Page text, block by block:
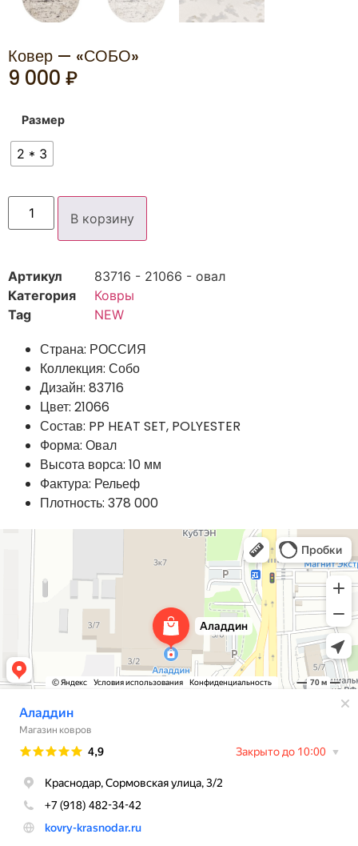
Ковер — «СОБО»
9 000 ₽
Размер
2 * 3
В корзину
Артикул
83716 - 21066 - овал
Категория
Ковры
Tag
NEW
Страна: РОССИЯ
Коллекция: Собо
Дизайн: 83716
Цвет: 21066
Состав: PP HEAT SET, POLYESTER
Форма: Овал
Высота ворса: 10 мм
Фактура: Рельеф
Плотность: 378 000